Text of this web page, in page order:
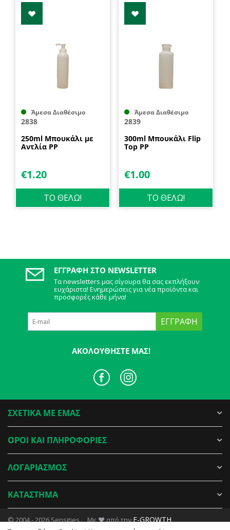
Άμεσα Διαθέσιμο
2838
250ml Μπουκάλι με
Αντλία PP
€1.20
ΤΟ ΘΕΛΩ!
Άμεσα Διαθέσιμο
2839
300ml Μπουκάλι Flip
Top PP
€1.00
ΤΟ ΘΕΛΩ!
ΕΓΓΡΑΦΉ ΣΤΟ NEWSLETTER
Τα newsletters μας σίγουρα θα σας εκπλήξουν
ευχάριστα! Ενημερώσεις για νέα προϊόντα και
προσφορές κάθε μήνα!
ΕΓΓΡΑΦΉ
ΑΚΟΛΟΥΘΉΣΤΕ ΜΑΣ!
ΣΧΕΤΙΚΑ ΜΕ ΕΜΑΣ
ΟΡΟΙ ΚΑΙ ΠΛΗΡΟΦΟΡΙΕΣ
ΛΟΓΑΡΙΑΣΜΟΣ
ΚΑΤΑΣΤΗΜΑ
© 2004 - 2026 Sensities . Με ♥ από τηνE-GROWTH